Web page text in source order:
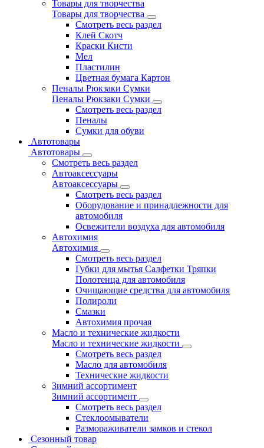
Товары для творчества
Товары для творчества
Смотреть весь раздел
Клей Скотч
Краски Кисти
Мел
Пластилин
Цветная бумага Картон
Пеналы Рюкзаки Сумки
Пеналы Рюкзаки Сумки
Смотреть весь раздел
Пеналы
Сумки для обуви
Автотовары
Автотовары
Смотреть весь раздел
Автоаксессуары
Автоаксессуары
Смотреть весь раздел
Оборудование и принадлежности для
автомобиля
Освежители воздуха для автомобиля
Автохимия
Автохимия
Смотреть весь раздел
Губки для мытья Салфетки Тряпки
Полотенца для автомобиля
Очищающие средства для автомобиля
Полироли
Смазки
Автохимия прочая
Масло и технические жидкости
Масло и технические жидкости
Смотреть весь раздел
Масло для автомобиля
Технические жидкости
Зимний ассортимент
Зимний ассортимент
Смотреть весь раздел
Стеклоомыватели
Размораживатели замков и стекол
Сезонный товар